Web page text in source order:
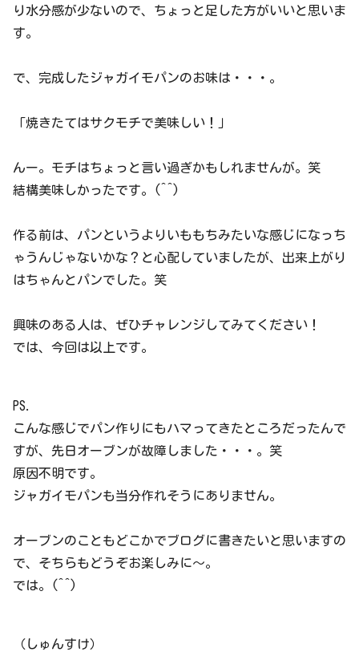
り水分感が少ないので、ちょっと足した方がいいと思いま
す。
で、完成したジャガイモパンのお味は・・・。
「焼きたてはサクモチで美味しい！」
んー。モチはちょっと言い過ぎかもしれませんが。笑
結構美味しかったです。(^^)
作る前は、パンというよりいももちみたいな感じになっち
ゃうんじゃないかな？と心配していましたが、出来上がり
はちゃんとパンでした。笑
興味のある人は、ぜひチャレンジしてみてください！
では、今回は以上です。
PS.
こんな感じでパン作りにもハマってきたところだったんで
すが、先日オーブンが故障しました・・・。笑
原因不明です。
ジャガイモパンも当分作れそうにありません。
オーブンのこともどこかでブログに書きたいと思いますの
で、そちらもどうぞお楽しみに～。
では。(^^)
（しゅんすけ）